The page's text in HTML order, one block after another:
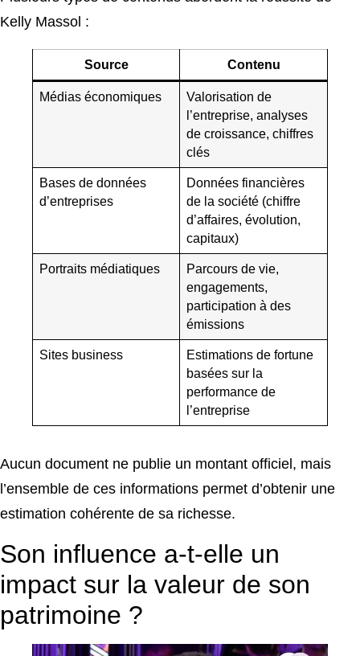
Kelly Massol :
Source Contenu
Médias économiques
Valorisation de
l’entreprise, analyses
de croissance, chiffres
clés
Bases de données
d’entreprises
Données financières
de la société (chiffre
d’affaires, évolution,
capitaux)
Portraits médiatiques
Parcours de vie,
engagements,
participation à des
émissions
Sites business
Estimations de fortune
basées sur la
performance de
l’entreprise
Aucun document ne publie un montant officiel, mais
l’ensemble de ces informations permet d’obtenir une
estimation cohérente de sa richesse.
Son influence a-t-elle un
impact sur la valeur de son
patrimoine ?